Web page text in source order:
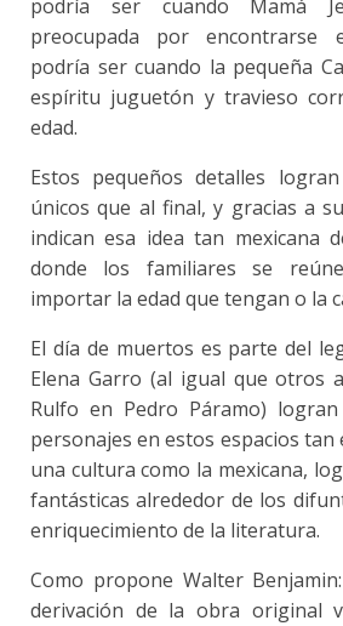
podría ser cuando Mamá
preocupada por encontrarse
podría ser cuando la pequeña
espíritu juguetón y travieso
edad.
Estos pequeños detalles
únicos que al final, y gracias a
indican esa idea tan mexicana
donde los familiares se
importar la edad que tengan o la
El día de muertos es parte del
Elena Garro (al igual que otros
Rulfo en Pedro Páramo)
personajes en estos espacios tan
una cultura como la mexicana,
fantásticas alrededor de los
enriquecimiento de la literatura.
Como propone Walter
derivación de la obra original